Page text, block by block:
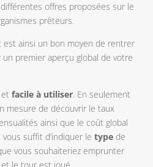
offres proposées sur le
prêteurs.
est ainsi un bon moyen de rentrer
un premier aperçu global de votre
etfacile à utiliser. En seulement
mesure de découvrir le taux
ainsi que le coût global
suffit d’indiquer letype de
vous souhaiteriez emprunter